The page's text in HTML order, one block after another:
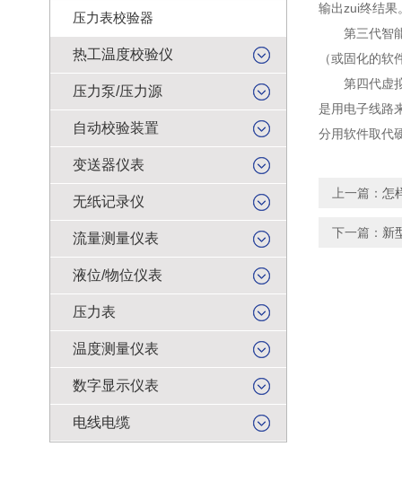
压力表校验器
热工温度校验仪
压力泵/压力源
自动校验装置
变送器仪表
无纸记录仪
流量测量仪表
液位/物位仪表
压力表
温度测量仪表
数字显示仪表
电线电缆
输出zui终结果
第三代智能
（或固化的
第四代虚拟
是用电子线路
分用软件取代
上一篇： 怎
下一篇： 新